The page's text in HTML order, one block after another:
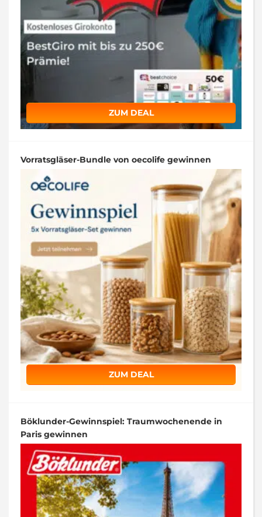
ZUM DEAL
Vorratsgläser-Bundle von oecolife gewinnen
ZUM DEAL
Böklunder-Gewinnspiel: Traumwochenende in
Paris gewinnen